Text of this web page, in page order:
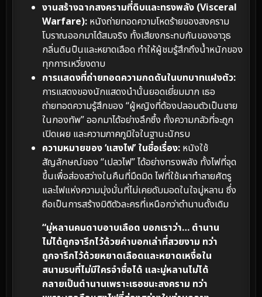
งานสร้างฉากสงครามที่ดิบและทรงพลัง (Visceral
Warfare): หนังถ่ายทอดความโหดร้ายของสงคราม
โบราณออกมาได้สมจริง ทั้งเสียงกระทบกันของอาวุธ
กลิ่นดินปืนและหยาดเลือด ทำให้ผู้ชมรู้สึกถึงน้ำหนักของ
ทุกการเหวี่ยงดาบ
การแสดงที่ถ่ายทอดความกดดันในบทบาทแฝงตัว:
การแสดงของนักแสดงนำนั้นยอดเยี่ยมมาก เธอ
ถ่ายทอดความรู้สึกของ “ผู้หญิงที่ต้องปลอมตัวเป็นชาย
ในกองทัพ” ออกมาได้อย่างลึกซึ้ง ทั้งความกลัวที่จะถูก
เปิดเผย และความภาคภูมิใจในฐานะนักรบ
ความหมายของ ‘แสงไฟ’ ในชื่อเรื่อง: หนังใช้
สัญลักษณ์ของ “เปลวไฟ” ได้อย่างทรงพลัง ทั้งไฟที่จุด
ขึ้นเพื่อส่องสว่างในคืนที่มืดมิด ไฟที่ใช้เผาทำลายศัตรู
และไฟแห่งความมุ่งมั่นที่ไม่เคยดับมอดในใจมู่หลาน ซึ่ง
ถือเป็นการสร้างมิติตัวละครที่เหนือกว่าตำนานดั้งเดิม
“มู่หลานคมดาบอาบเลือด บอกเราว่า… ตำนาน
ไม่ได้ถูกจารึกไว้ด้วยคำบอกเล่าที่สวยงาม ทว่า
ถูกจารึกไว้ด้วยหยาดเลือดและหยาดเหงื่อใน
สนามรบที่ไม่มีใครจำชื่อได้ และมู่หลานไม่ได้
กลายเป็นตำนานเพราะเธอชนะสงคราม ทว่า